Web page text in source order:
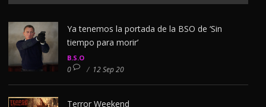
Ya tenemos la portada de la BSO de ‘Sin
tiempo para morir’
B.S.O
0 / 12 Sep 20
Terror Weekend